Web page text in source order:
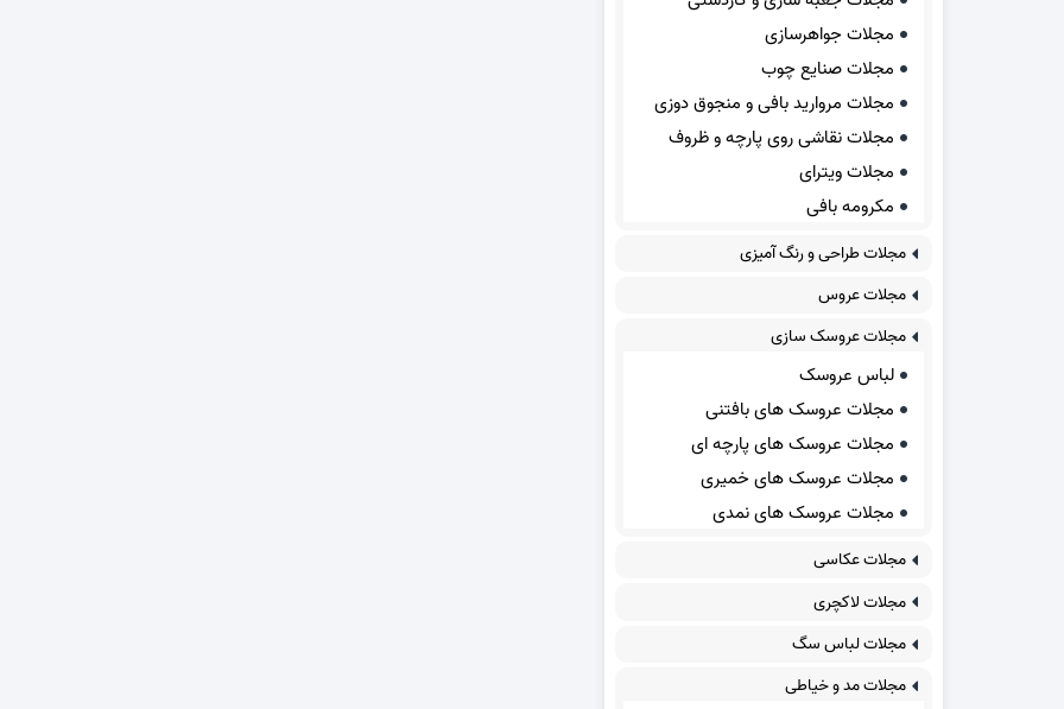
مجلات جواهرسازی
مجلات صنایع چوب
مجلات مروارید بافی و منجوق دوزی
مجلات نقاشی روی پارچه و ظروف
مجلات ویترای
مکرومه بافی
مجلات طراحی و رنگ آمیزی
مجلات عروس
مجلات عروسک سازی
لباس عروسک
مجلات عروسک های بافتنی
مجلات عروسک های پارچه ای
مجلات عروسک های خمیری
مجلات عروسک های نمدی
مجلات عکاسی
مجلات لاکچری
مجلات لباس سگ
مجلات مد و خیاطی